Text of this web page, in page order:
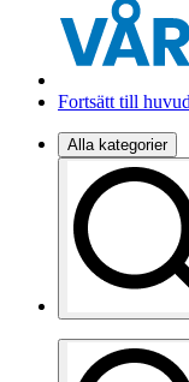
Fortsätt till
Alla kategorier